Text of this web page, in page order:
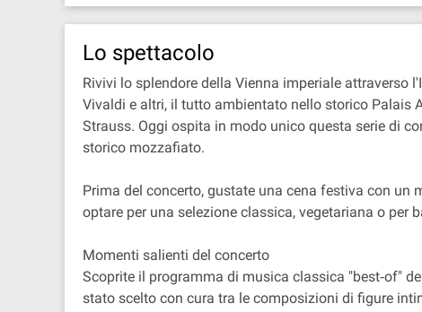
Lo spettacolo
Rivivi lo splendore della Vienna imperiale attraverso
Vivaldi e altri, il tutto ambientato nello storico Palais
Strauss. Oggi ospita in modo unico questa serie di
storico mozzafiato.
Prima del concerto, gustate una cena festiva con
optare per una selezione classica, vegetariana o per
Momenti salienti del concerto
Scoprite il programma di musica classica "best‐of"
stato scelto con cura tra le composizioni di figure